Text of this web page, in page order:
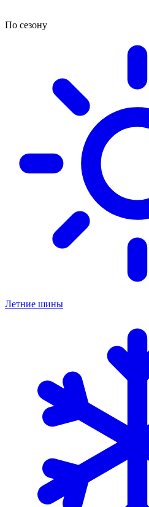
По сезону
Летние шины